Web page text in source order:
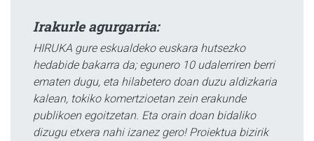
Irakurle agurgarria:
HIRUKA gure eskualdeko euskara hutsezko
hedabide bakarra da; egunero 10 udalerriren berri
ematen dugu, eta hilabetero doan duzu aldizkaria
kalean, tokiko komertzioetan zein erakunde
publikoen egoitzetan. Eta orain doan bidaliko
dizugu etxera nahi izanez gero! Proiektua bizirik